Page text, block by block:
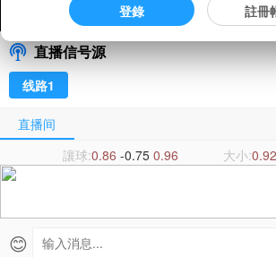
5
FCI
雷
瓦
亞
00:00 卡納芬城 0-5 FCI雷瓦狄亞
登錄 註冊
直播信号源
线路1
直播间
讓球:0.86 -0.75 0.96 大小:0.92
😊